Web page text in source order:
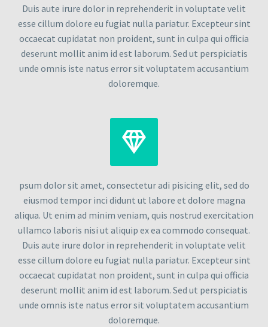
Duis aute irure dolor in reprehenderit in voluptate velit
esse cillum dolore eu fugiat nulla pariatur. Excepteur sint
occaecat cupidatat non proident, sunt in culpa qui officia
deserunt mollit anim id est laborum. Sed ut perspiciatis
unde omnis iste natus error sit voluptatem accusantium
doloremque.


psum dolor sit amet, consectetur adi pisicing elit, sed do
eiusmod tempor inci didunt ut labore et dolore magna
aliqua. Ut enim ad minim veniam, quis nostrud exercitation
ullamco laboris nisi ut aliquip ex ea commodo consequat.
Duis aute irure dolor in reprehenderit in voluptate velit
esse cillum dolore eu fugiat nulla pariatur. Excepteur sint
occaecat cupidatat non proident, sunt in culpa qui officia
deserunt mollit anim id est laborum. Sed ut perspiciatis
unde omnis iste natus error sit voluptatem accusantium
doloremque.